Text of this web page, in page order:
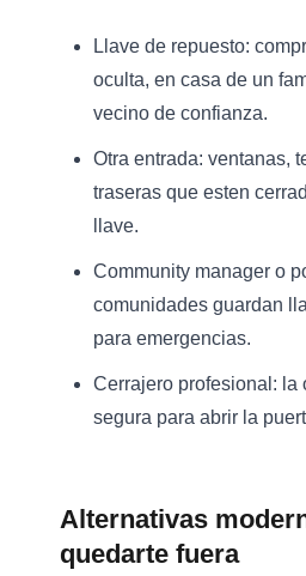
Llave de repuesto:
oculta, en casa de un
vecino de confianza.
Otra entrada: ventanas,
traseras que esten
llave.
Community manager o
comunidades guardan
para emergencias.
Cerrajero profesional: la
segura para abrir la
Alternativas
quedarte fuera